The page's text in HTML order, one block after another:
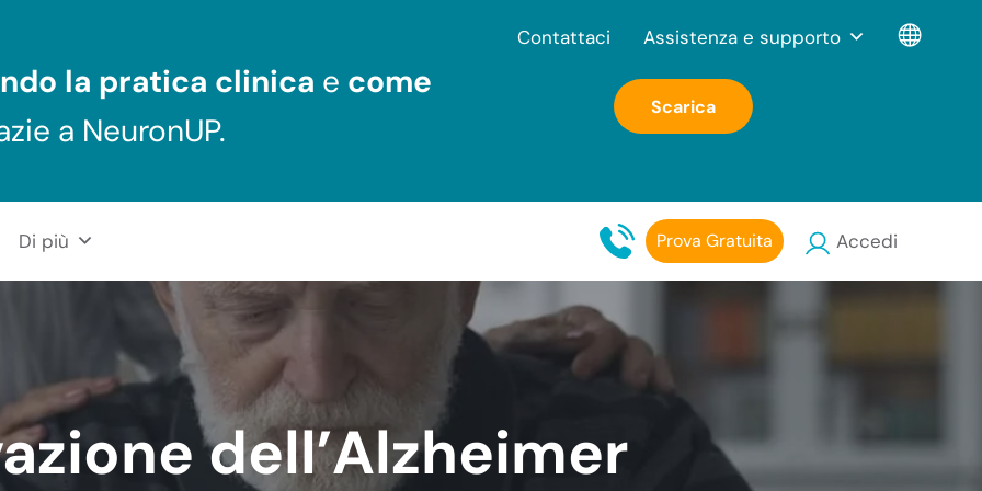
la pratica clinica e come
a NeuronUP.
Scarica
Di più Prova Gratuita Accedi
Contattaci Assistenza e supporto
dell’Alzheimer